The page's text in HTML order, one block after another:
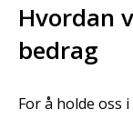
Hvordan
bedrag
For å holde